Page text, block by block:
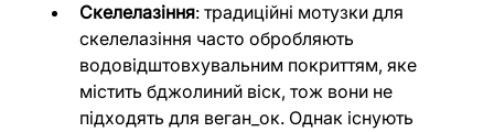
Скелелазіння: традиційні мотузки для
скелелазіння часто обробляють
водовідштовхувальним покриттям, яке
містить бджолиний віск, тож вони не
підходять для веган_ок. Однак існують